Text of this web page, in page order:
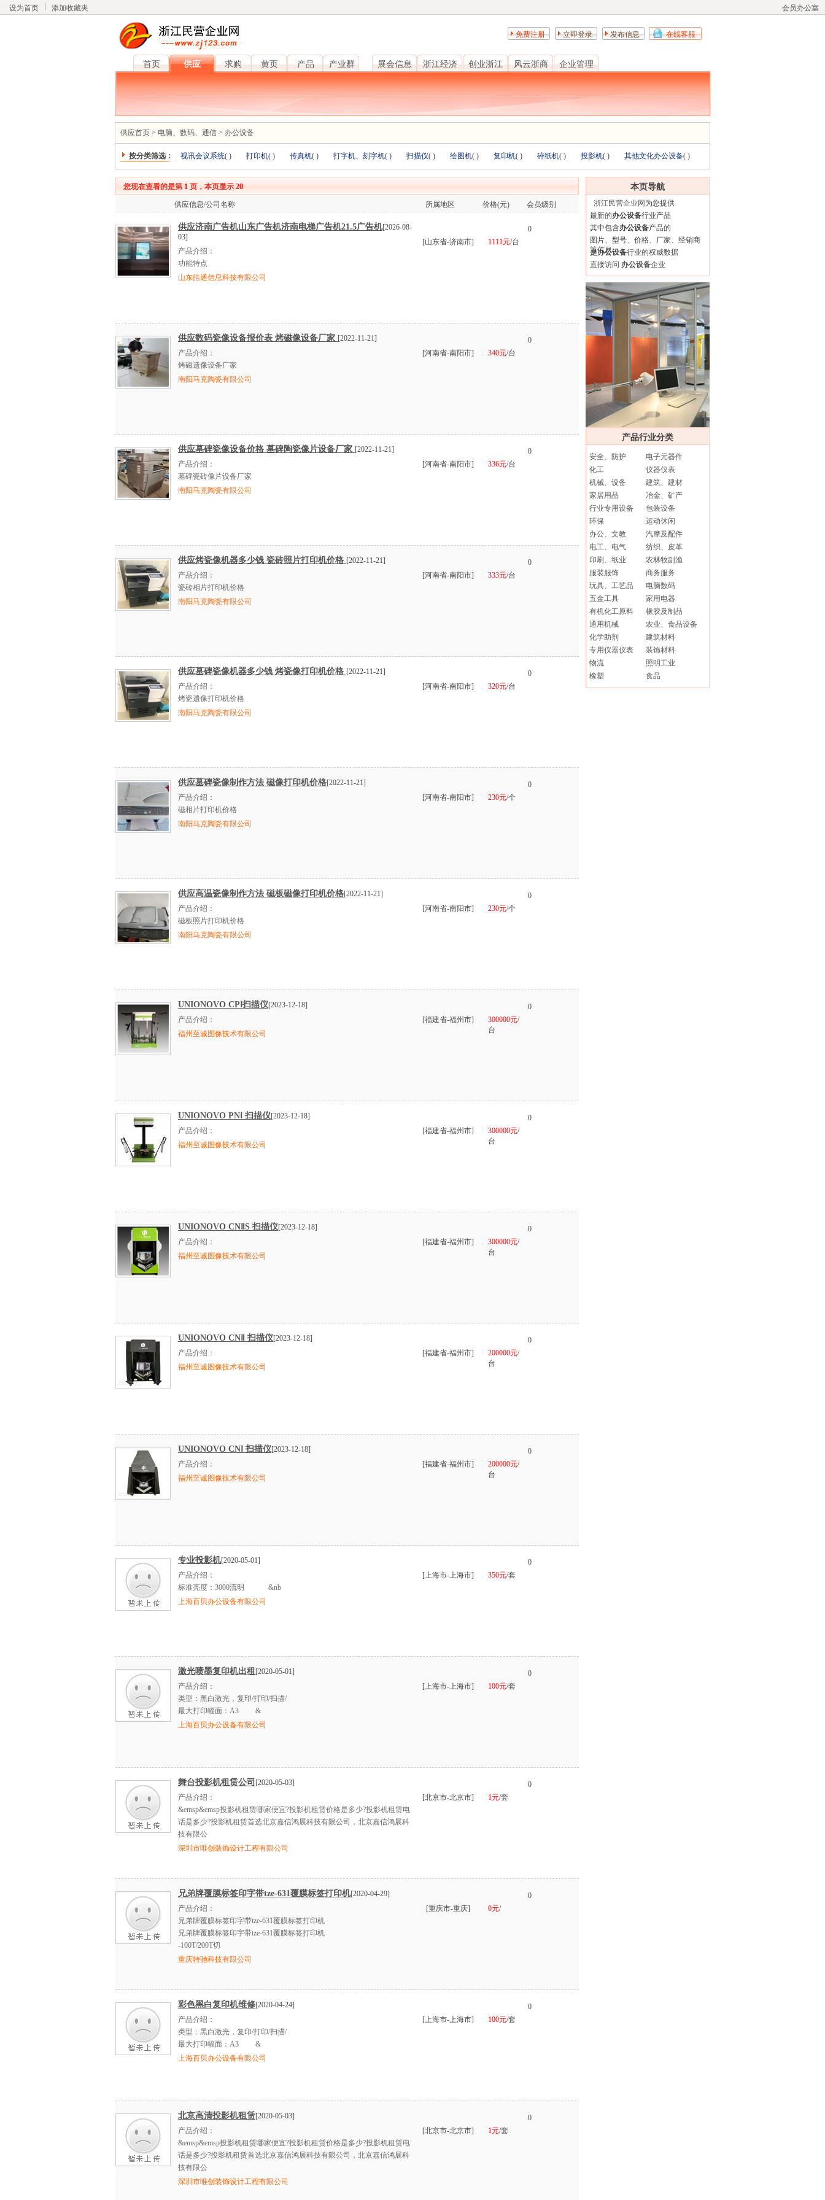
设为首页 添加收藏夹 会员办公室
免费注册 立即登录 发布信息 在线客服
首页 供应 求购 黄页 产品 产业群 展会信息 浙江经济 创业浙江 风云浙商 企业管理
供应首页 > 电脑、数码、通信 > 办公设备
按分类筛选： 视讯会议系统( ) 打印机( ) 传真机( ) 打字机、刻字机( ) 扫描仪( ) 绘图机( ) 复印机( ) 碎纸机( ) 投影机( ) 其他文化办公设备( )
您现在查看的是第 1 页，本页显示 20
供应信息/公司名称 所属地区 价格(元) 会员级别
供应济南广告机山东广告机济南电梯广告机21.5广告机[2026-08-
03]
产品介绍：
功能特点
山东皓通信息科技有限公司
[山东省-济南市] 1111元/台
0
供应数码瓷像设备报价表 烤磁像设备厂家 [2022-11-21]
产品介绍：
烤磁遗像设备厂家
南阳马克陶瓷有限公司
[河南省-南阳市] 340元/台
0
供应墓碑瓷像设备价格 墓碑陶瓷像片设备厂家 [2022-11-21]
产品介绍：
墓碑瓷砖像片设备厂家
南阳马克陶瓷有限公司
[河南省-南阳市] 336元/台
0
供应烤瓷像机器多少钱 瓷砖照片打印机价格 [2022-11-21]
产品介绍：
瓷砖相片打印机价格
南阳马克陶瓷有限公司
[河南省-南阳市] 333元/台
0
供应墓碑瓷像机器多少钱 烤瓷像打印机价格 [2022-11-21]
产品介绍：
烤瓷遗像打印机价格
南阳马克陶瓷有限公司
[河南省-南阳市] 320元/台
0
供应墓碑瓷像制作方法 磁像打印机价格[2022-11-21]
产品介绍：
磁相片打印机价格
南阳马克陶瓷有限公司
[河南省-南阳市] 230元/个
0
供应高温瓷像制作方法 磁板磁像打印机价格[2022-11-21]
产品介绍：
磁板照片打印机价格
南阳马克陶瓷有限公司
[河南省-南阳市] 230元/个
0
UNIONOVO CPⅠ扫描仪[2023-12-18]
产品介绍：
福州至诚图像技术有限公司
[福建省-福州市] 300000元/
台
0
UNIONOVO PNⅠ 扫描仪[2023-12-18]
产品介绍：
福州至诚图像技术有限公司
[福建省-福州市] 300000元/
台
0
UNIONOVO CNⅡS 扫描仪[2023-12-18]
产品介绍：
福州至诚图像技术有限公司
[福建省-福州市] 300000元/
台
0
UNIONOVO CNⅡ 扫描仪[2023-12-18]
产品介绍：
福州至诚图像技术有限公司
[福建省-福州市] 200000元/
台
0
UNIONOVO CNⅠ 扫描仪[2023-12-18]
产品介绍：
福州至诚图像技术有限公司
[福建省-福州市] 200000元/
台
0
专业投影机[2020-05-01]
产品介绍：
标准亮度：3000流明 &nb
上海百贝办公设备有限公司
[上海市-上海市] 350元/套
0
激光喷墨复印机出租[2020-05-01]
产品介绍：
类型：黑白激光，复印/打印/扫描/
最大打印幅面：A3 &
上海百贝办公设备有限公司
[上海市-上海市] 100元/套
0
舞台投影机租赁公司 [2020-05-03]
产品介绍：
&emsp&emsp投影机租赁哪家便宜?投影机租赁价格是多少?投影机租赁电
话是多少?投影机租赁首选北京嘉信鸿展科技有限公司，北京嘉信鸿展科
技有限公
深圳市唯创装饰设计工程有限公司
[北京市-北京市] 1元/套
0
兄弟牌覆膜标签印字带tze-631覆膜标签打印机[2020-04-29]
产品介绍：
兄弟牌覆膜标签印字带tze-631覆膜标签打印机
兄弟牌覆膜标签印字带tze-631覆膜标签打印机
-100T/200T切
重庆特驰科技有限公司
[重庆市-重庆] 0元/
0
彩色黑白复印机维修[2020-04-24]
产品介绍：
类型：黑白激光，复印/打印/扫描/
最大打印幅面：A3 &
上海百贝办公设备有限公司
[上海市-上海市] 100元/套
0
北京高清投影机租赁[2020-05-03]
产品介绍：
&emsp&emsp投影机租赁哪家便宜?投影机租赁价格是多少?投影机租赁电
话是多少?投影机租赁首选北京嘉信鸿展科技有限公司，北京嘉信鸿展科
技有限公
深圳市唯创装饰设计工程有限公司
[北京市-北京市] 1元/套
0
本页导航
浙江民营企业网 为您提供
最新的办公设备行业产品
其中包含办公设备产品的
图片、型号、价格、厂家、经销商
等信息
是办公设备行业的权威数据
直接访问 办公设备企业
产品行业分类
安全、防护
电子元器件
化工
仪器仪表
机械、设备
建筑、建材
家居用品
冶金、矿产
行业专用设备
包装设备
环保
运动休闲
办公、文教
汽摩及配件
电工、电气
纺织、皮革
印刷、纸业
农林牧副渔
服装服饰
商务服务
玩具、工艺品
电脑数码
五金工具
家用电器
有机化工原料
橡胶及制品
通用机械
农业、食品设备
化学助剂
建筑材料
专用仪器仪表
装饰材料
物流
照明工业
橡塑
食品